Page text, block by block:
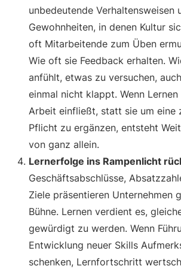
unbedeutende Verhaltensweisen
Gewohnheiten, in denen Kultur
oft Mitarbeitende zum Üben
Wie oft sie Feedback erhalten.
anfühlt, etwas zu versuchen,
einmal nicht klappt. Wenn
Arbeit einfließt, statt sie um eine
Pflicht zu ergänzen, entsteht
von ganz allein.
Lernerfolge ins Rampenlicht
Geschäftsabschlüsse,
Ziele präsentieren Unternehmen
Bühne. Lernen verdient es,
gewürdigt zu werden. Wenn
Entwicklung neuer Skills
schenken, Lernfortschritt